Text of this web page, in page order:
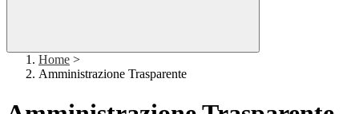
Home >
Amministrazione Trasparente